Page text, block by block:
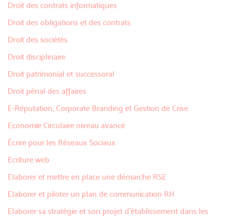
Droit des contrats informatiques
Droit des obligations et des contrats
Droit des sociétés
Droit disciplinaire
Droit patrimonial et successoral
Droit pénal des affaires
E-Réputation, Corporate Branding et Gestion de Crise
Economie Circulaire niveau avancé
Écrire pour les Réseaux Sociaux
Ecriture web
Elaborer et mettre en place une démarche RSE
Elaborer et piloter un plan de communication RH
Elaborer sa stratégie et son projet d'établissement dans les